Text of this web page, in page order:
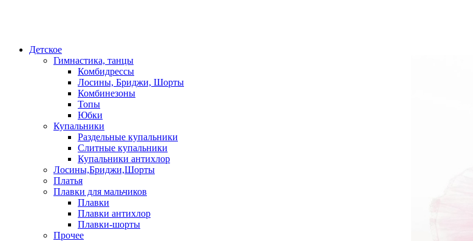
Детское
Гимнастика, танцы
Комбидрессы
Лосины, Бриджи, Шорты
Комбинезоны
Топы
Юбки
Купальники
Раздельные купальники
Слитные купальники
Купальники антихлор
Лосины,Бриджи,Шорты
Платья
Плавки для мальчиков
Плавки
Плавки антихлор
Плавки-шорты
Прочее